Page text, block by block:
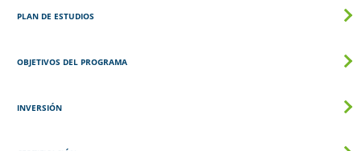
PLAN DE ESTUDIOS
OBJETIVOS DEL PROGRAMA
INVERSIÓN